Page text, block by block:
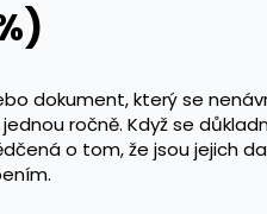
dokument, který se
ročně. Když se
o tom, že jsou jejich